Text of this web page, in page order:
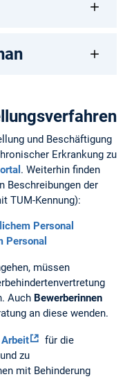
und Beschäftigung
Erkrankung zu
. Weiterhin finden
Beschreibungen der
TUM-Kennung):
Personal
Personal
müssen
Auch Bewerberinnen
an diese wenden.
für die
zu
mit Behinderung